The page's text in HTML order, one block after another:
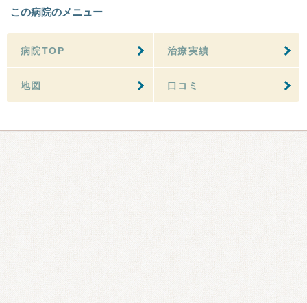
この病院のメニュー
病院TOP 治療実績
地図 口コミ